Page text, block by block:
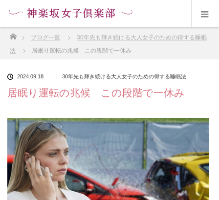
ブログ一覧
30年先も輝き続ける大人女子のための得する睡眠
法
居眠り運転の兆候 この段階で一休み
2024.09.18 30年先も輝き続ける大人女子のための得する睡眠法
居眠り運転の兆候 この段階で一休み